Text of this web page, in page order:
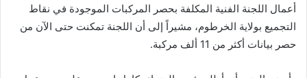
أعمال اللجنة الفنية المكلفة بحصر المركبات الموجودة في نقاط
التجميع بولاية الخرطوم، مشيراً إلى أن اللجنة تمكنت حتى الآن من
حصر بيانات أكثر من 11 ألف مركبة.